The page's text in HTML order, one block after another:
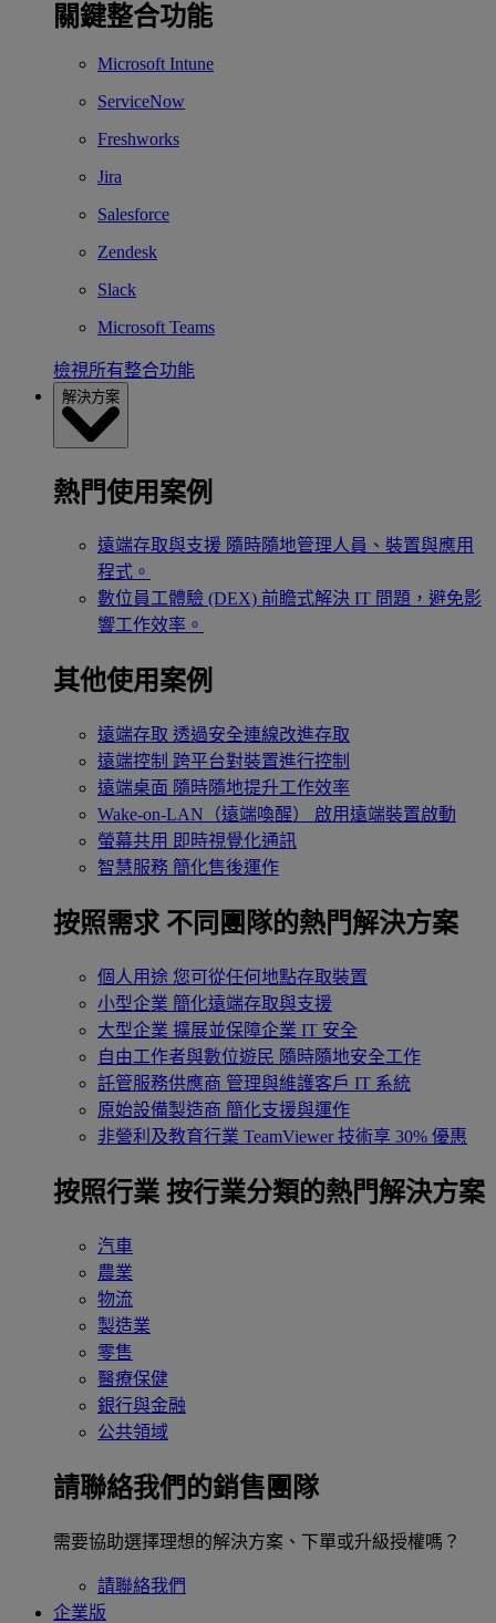
關鍵整合功能
Microsoft Intune
ServiceNow
Freshworks
Jira
Salesforce
Zendesk
Slack
Microsoft Teams
檢視所有整合功能
解決方案
熱門使用案例
遠端存取與支援 隨時隨地管理人員、裝置與應用
程式。
數位員工體驗 (DEX) 前瞻式解決 IT 問題，避免影
響工作效率。
其他使用案例
遠端存取 透過安全連線改進存取
遠端控制 跨平台對裝置進行控制
遠端桌面 隨時隨地提升工作效率
Wake-on-LAN（遠端喚醒）
啟用遠端裝置啟動
螢幕共用 即時視覺化通訊
智慧服務 簡化售後運作
按照需求 不同團隊的熱門解決方案
個人用途 您可從任何地點存取裝置
小型企業 簡化遠端存取與支援
大型企業 擴展並保障企業 IT 安全
自由工作者與數位遊民 隨時隨地安全工作
託管服務供應商 管理與維護客戶 IT 系統
原始設備製造商 簡化支援與運作
非營利及教育行業 TeamViewer 技術享 30% 優惠
按照行業 按行業分類的熱門解決方案
汽車
農業
物流
製造業
零售
醫療保健
銀行與金融
公共領域
請聯絡我們的銷售團隊
需要協助選擇理想的解決方案、下單或升級授權嗎？
請聯絡我們
企業版